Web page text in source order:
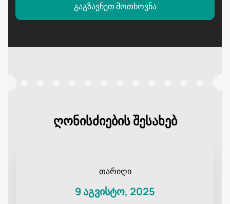
გაგზავნეთ მოთხოვნა
ღონისძიების შესახებ
თარიღი
9 აგვისტო, 2025